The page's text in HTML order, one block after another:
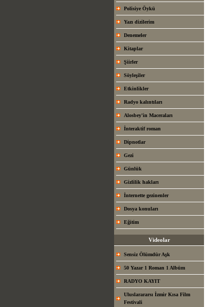
Polisiye Öykü
Yazı dizilerim
Denemeler
Kitaplar
Şiirler
Söyleşiler
Etkinlikler
Radyo kalıntıları
Alosbey'in Maceraları
İnteraktif roman
Dipnotlar
Gezi
Günlük
Gizlilik hakları
İnternette gezinenler
Dosya konuları
Eğitim
Videolar
Sensiz Ölümdür Aşk
50 Yazar 1 Roman 1 Albüm
RADYO KAYIT
Uluslarararsı İzmir Kısa Film
Festivali